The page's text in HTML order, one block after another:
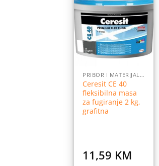
Dodaj
listu
želja
PRIBOR I MATERIJALI ZA POSTAVLJANJE PLOČICA
Ceresit CE 40
fleksibilna masa
za fugiranje 2 kg,
grafitna
11,59 KM